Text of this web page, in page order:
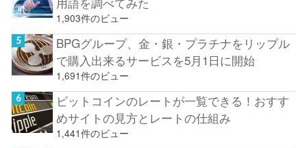
1,903件のビュー
BPGグループ、金・銀・プラチナをリップル
で購入出来るサービスを5月1日に開始
1,691件のビュー
ビットコインのレートが一覧できる！おすす
めサイトの見方とレートの仕組み
1,441件のビュー